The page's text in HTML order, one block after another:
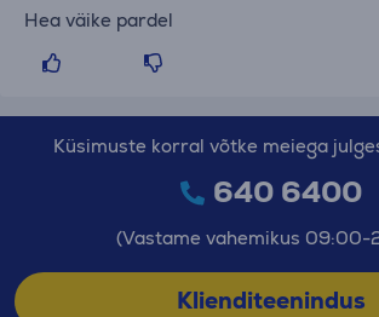
Hea väike pardel
Küsimuste korral võtke meiega
640 6400
(Vastame vahemikus 09:00-
Klienditeenindus